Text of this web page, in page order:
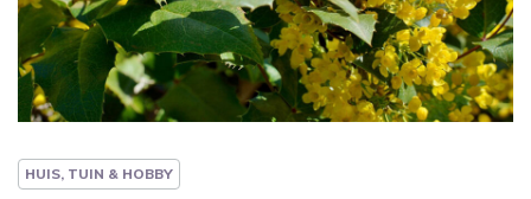
HUIS, TUIN & HOBBY